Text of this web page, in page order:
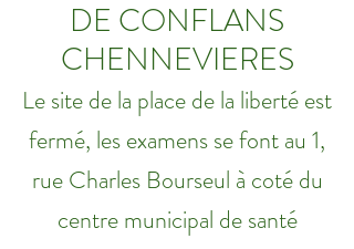
DE CONFLANS
CHENNEVIERES
Le site de la place de la liberté est
fermé, les examens se font au 1,
rue Charles Bourseul à coté du
centre municipal de santé